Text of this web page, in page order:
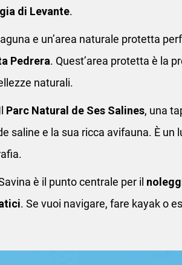
di Levante.
e un’area naturale protetta
Pedrera. Quest’area protetta è la
naturali.
Parc Natural de Ses Salines, una
saline e la sua ricca avifauna. È un
è il punto centrale per il
. Se vuoi navigare, fare kayak o